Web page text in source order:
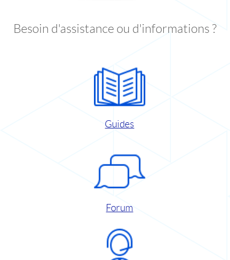
Besoin d'assistance ou d'informations ?
Guides
Forum